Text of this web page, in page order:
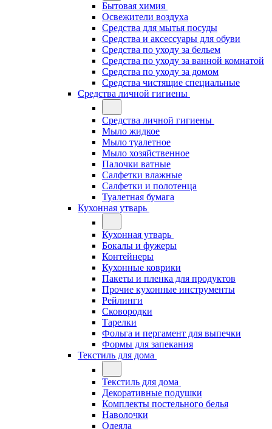
Бытовая химия
Освежители воздуха
Средства для мытья посуды
Средства и аксессуары для обуви
Средства по уходу за бельем
Средства по уходу за ванной комнатой
Средства по уходу за домом
Средства чистящие специальные
Средства личной гигиены
Средства личной гигиены
Мыло жидкое
Мыло туалетное
Мыло хозяйственное
Палочки ватные
Салфетки влажные
Салфетки и полотенца
Туалетная бумага
Кухонная утварь
Кухонная утварь
Бокалы и фужеры
Контейнеры
Кухонные коврики
Пакеты и пленка для продуктов
Прочие кухонные инструменты
Рейлинги
Сковородки
Тарелки
Фольга и пергамент для выпечки
Формы для запекания
Текстиль для дома
Текстиль для дома
Декоративные подушки
Комплекты постельного белья
Наволочки
Одеяла